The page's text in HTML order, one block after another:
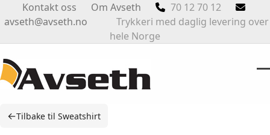
to
Kontakt oss Om Avseth
70 12 70 12
avseth@avseth.no Trykkeri med daglig levering over
hele Norge
←Tilbake til Sweatshirt